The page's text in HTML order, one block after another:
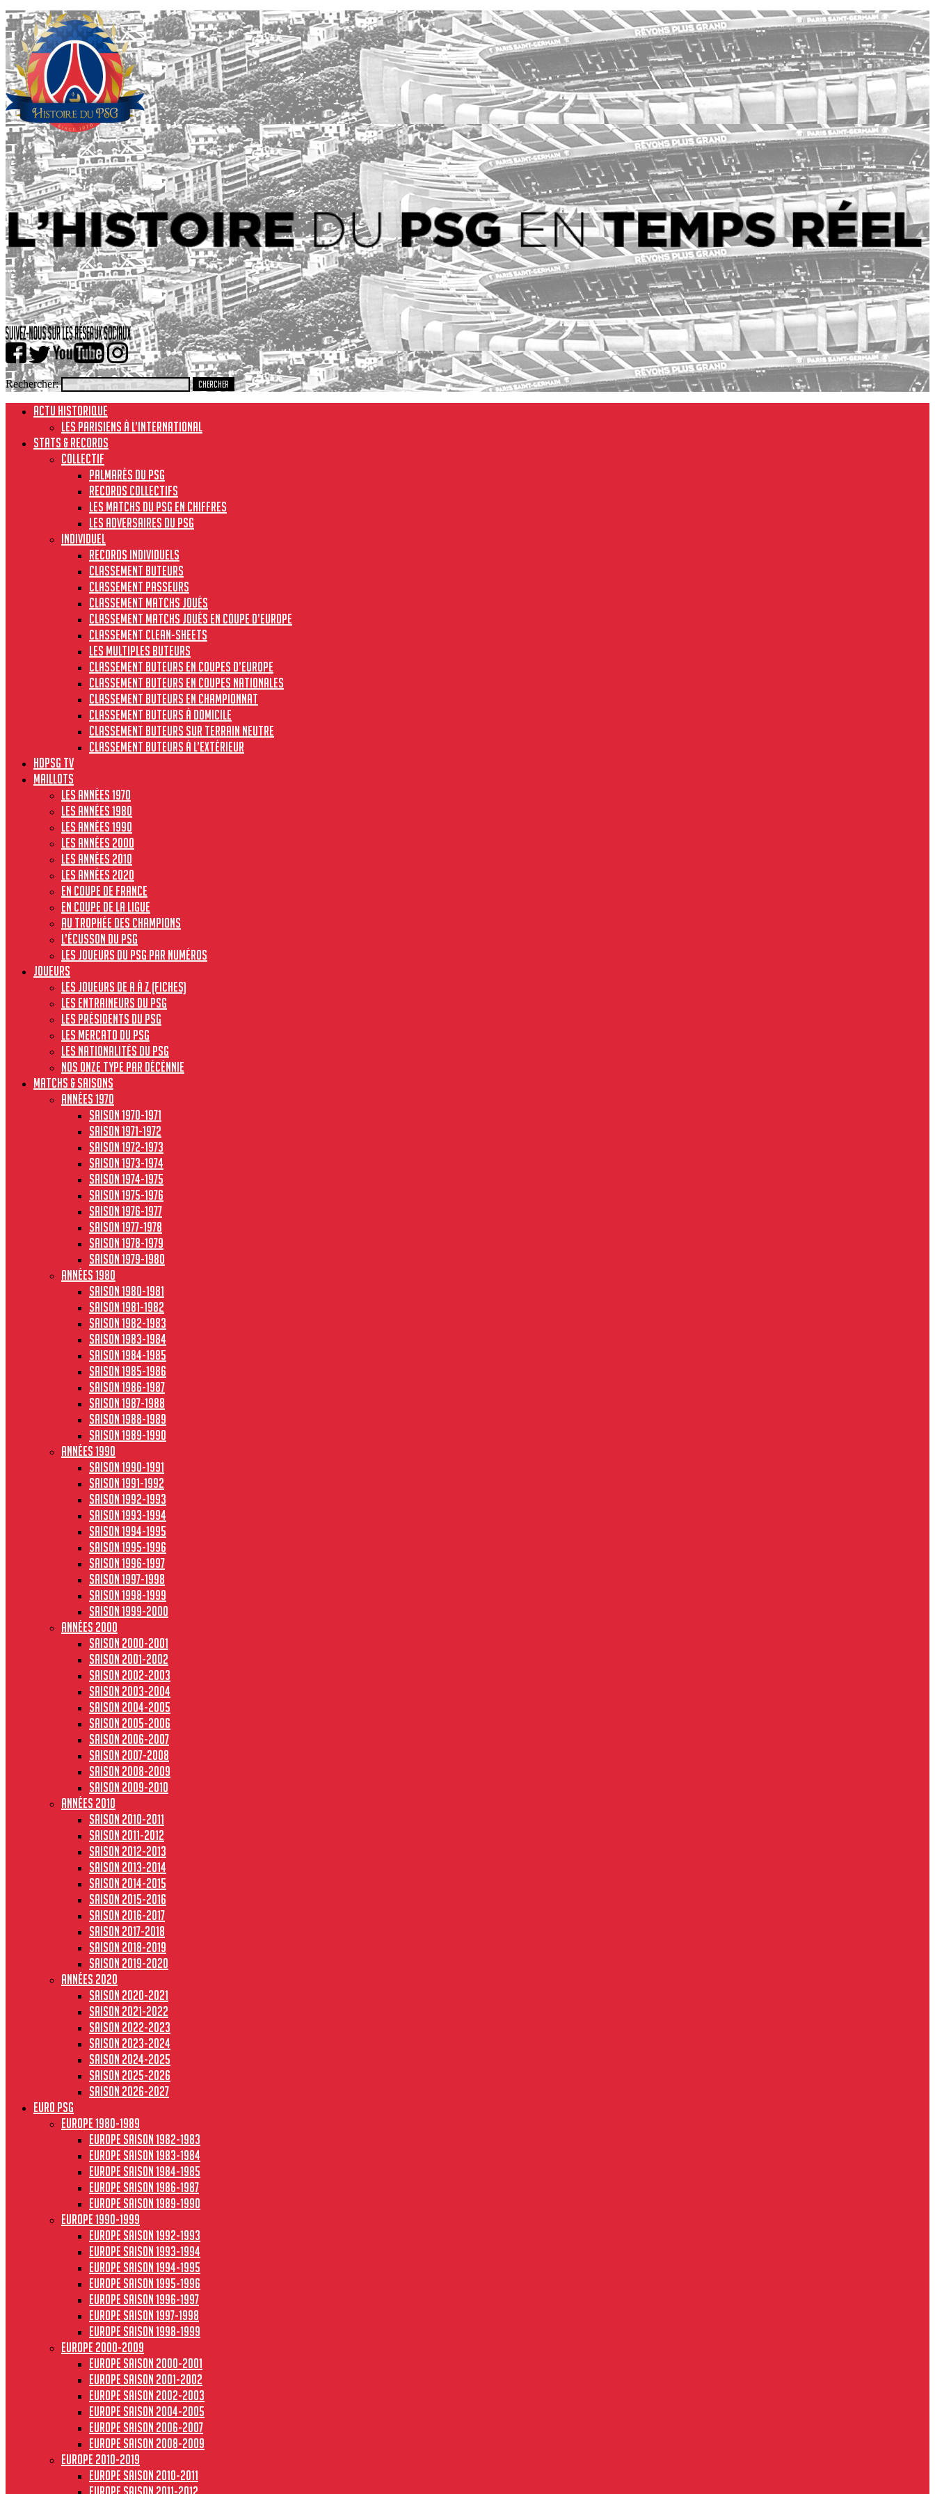
Rechercher:
ACTU HISTORIQUE
Les Parisiens à l’international
STATS & RECORDS
Collectif
Palmarès du PSG
Records collectifs
Les matchs du PSG en chiffres
Les adversaires du PSG
Individuel
Records individuels
Classement buteurs
Classement passeurs
Classement matchs joués
Classement matchs joués en Coupe d’Europe
Classement clean-sheets
Les multiples buteurs
Classement buteurs en coupes d’Europe
Classement buteurs en coupes nationales
Classement buteurs en championnat
Classement buteurs à domicile
Classement buteurs sur terrain neutre
Classement buteurs à l’extérieur
HdPSG TV
MAILLOTS
Les années 1970
Les années 1980
Les années 1990
Les années 2000
Les années 2010
Les années 2020
En Coupe de France
En Coupe de la Ligue
Au Trophée des Champions
L’écusson du PSG
Les joueurs du PSG par numéros
JOUEURS
Les joueurs de A à Z (fiches)
Les entraineurs du PSG
Les présidents du PSG
Les Mercato du PSG
Les nationalités du PSG
Nos onze type par décénnie
MATCHS & SAISONS
Années 1970
Saison 1970-1971
Saison 1971-1972
Saison 1972-1973
Saison 1973-1974
Saison 1974-1975
Saison 1975-1976
Saison 1976-1977
Saison 1977-1978
Saison 1978-1979
Saison 1979-1980
Années 1980
Saison 1980-1981
Saison 1981-1982
Saison 1982-1983
Saison 1983-1984
Saison 1984-1985
Saison 1985-1986
Saison 1986-1987
Saison 1987-1988
Saison 1988-1989
Saison 1989-1990
Années 1990
Saison 1990-1991
Saison 1991-1992
Saison 1992-1993
Saison 1993-1994
Saison 1994-1995
Saison 1995-1996
Saison 1996-1997
Saison 1997-1998
Saison 1998-1999
Saison 1999-2000
Années 2000
Saison 2000-2001
Saison 2001-2002
Saison 2002-2003
Saison 2003-2004
Saison 2004-2005
Saison 2005-2006
Saison 2006-2007
Saison 2007-2008
Saison 2008-2009
Saison 2009-2010
Années 2010
Saison 2010-2011
Saison 2011-2012
Saison 2012-2013
Saison 2013-2014
Saison 2014-2015
Saison 2015-2016
Saison 2016-2017
Saison 2017-2018
Saison 2018-2019
Saison 2019-2020
Années 2020
Saison 2020-2021
Saison 2021-2022
Saison 2022-2023
Saison 2023-2024
Saison 2024-2025
Saison 2025-2026
Saison 2026-2027
Euro PSG
Europe 1980-1989
Europe saison 1982-1983
Europe Saison 1983-1984
Europe saison 1984-1985
Europe saison 1986-1987
Europe saison 1989-1990
Europe 1990-1999
Europe saison 1992-1993
Europe saison 1993-1994
Europe saison 1994-1995
Europe saison 1995-1996
Europe saison 1996-1997
Europe Saison 1997-1998
Europe saison 1998-1999
Europe 2000-2009
Europe saison 2000-2001
Europe saison 2001-2002
Europe saison 2002-2003
Europe saison 2004-2005
Europe saison 2006-2007
Europe saison 2008-2009
Europe 2010-2019
Europe saison 2010-2011